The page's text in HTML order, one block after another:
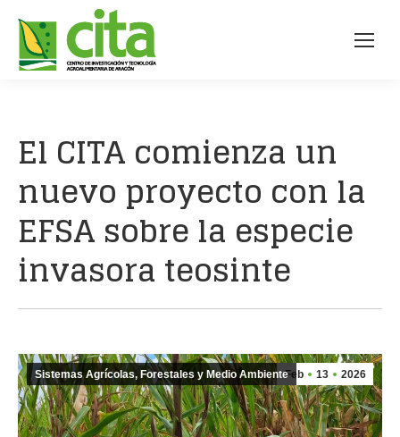
El CITA comienza un
nuevo proyecto con la
EFSA sobre la especie
invasora teosinte
Feb 13 2026
Sistemas Agrícolas, Forestales y Medio Ambiente